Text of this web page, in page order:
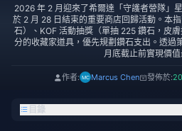
2026 年 2 月迎來了希爾達「守護者營隊」
於 2 月 28 日結束的重要商店回歸活動。本
石）、KOF 活動抽獎（單抽 225 鑽石，皮
分的收藏家道具，優先規劃鑽石支出。透過
月底截止前實現價值
作者: Marcus Chen 發佈於:
目錄